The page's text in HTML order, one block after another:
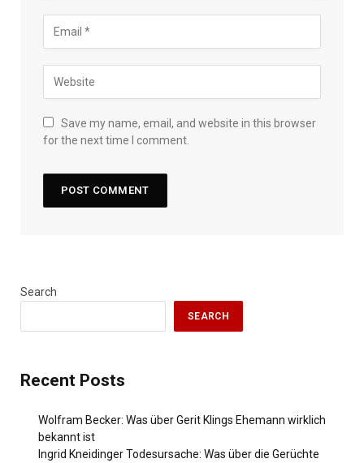
Save my name, email, and website in this browser
for the next time I comment.
Search
SEARCH
Recent Posts
Wolfram Becker: Was über Gerit Klings Ehemann wirklich
bekannt ist
Ingrid Kneidinger Todesursache: Was über die Gerüchte